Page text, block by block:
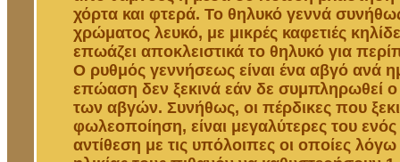
χόρτα και φτερά. Το θηλυκό γεννά
χρώματος λευκό, με μικρές καφετιές
επωάζει αποκλειστικά το θηλυκό για
Ο ρυθμός γεννήσεως είναι ένα αβγό ανά
επώαση δεν ξεκινά εάν δε συμπληρωθεί
των αβγών. Συνήθως, οι πέρδικες που
φωλεοποίηση, είναι μεγαλύτερες του ενός
αντίθεση με τις υπόλοιπες οι οποίες